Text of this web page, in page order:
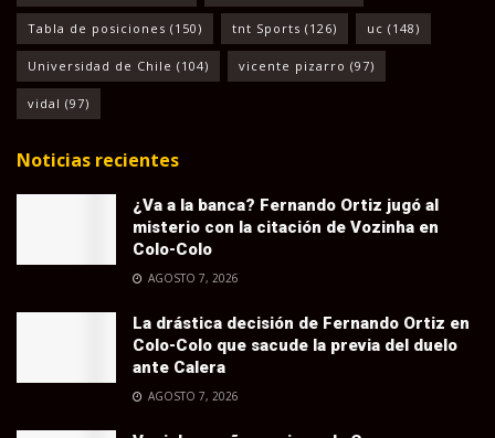
Tabla de posiciones (150) tnt Sports (126) uc (148)
Universidad de Chile (104) vicente pizarro (97)
vidal (97)
Noticias recientes
¿Va a la banca? Fernando Ortiz jugó al
misterio con la citación de Vozinha en
Colo-Colo
AGOSTO 7, 2026
La drástica decisión de Fernando Ortiz en
Colo-Colo que sacude la previa del duelo
ante Calera
AGOSTO 7, 2026